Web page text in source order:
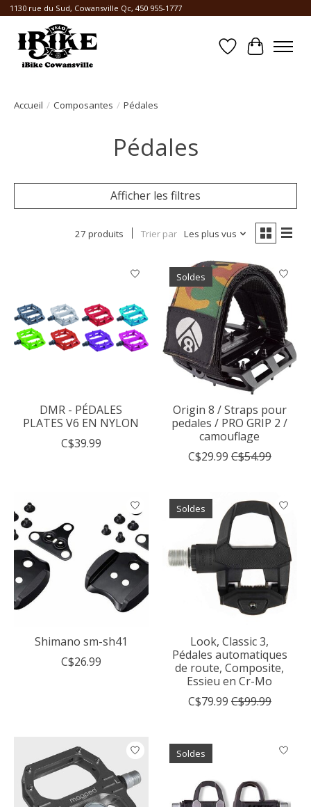
1130 rue du Sud, Cowansville Qc, 450 955-1777
Liste dePanier
Accueil / Composantes / Pédales
Pédales
Afficher les filtres
27 produits Trier par Les plus vus
DMR - PÉDALES
PLATES V6 EN NYLON
C$39.99
Soldes
Origin 8 / Straps pour
pedales / PRO GRIP 2 /
camouflage
C$29.99 C$54.99
Shimano sm-sh41
C$26.99
Soldes
Look, Classic 3,
Pédales automatiques
de route, Composite,
Essieu en Cr-Mo
C$79.99 C$99.99
Soldes